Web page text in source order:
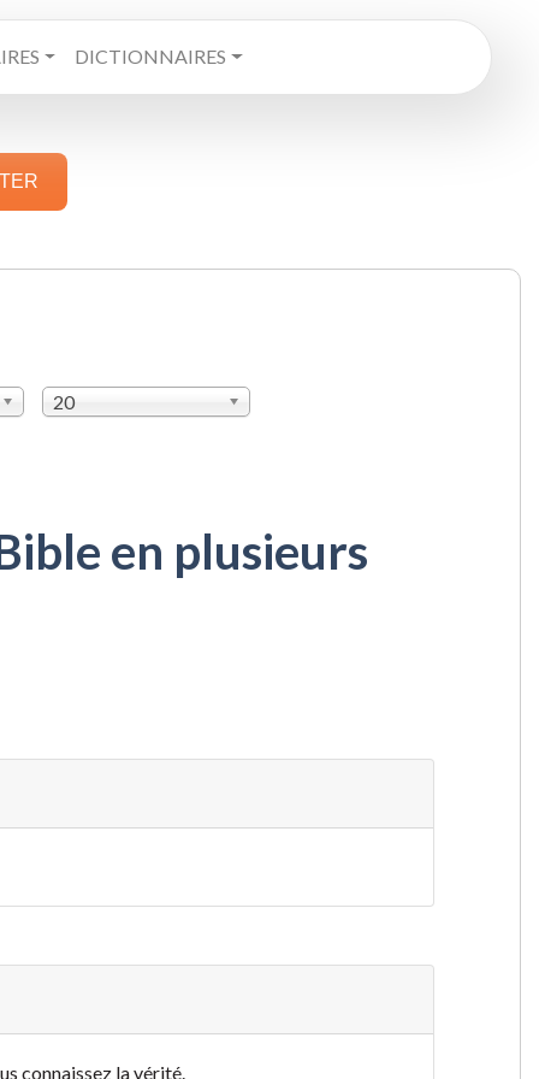
DICTIONNAIRES
20
en plusieurs
connaissez la vérité.